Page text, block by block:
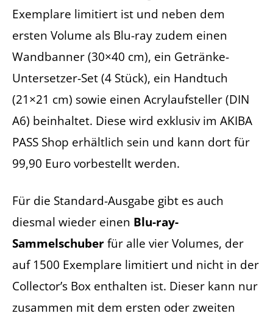
Exemplare limitiert ist und neben dem
ersten Volume als Blu-ray zudem einen
Wandbanner (30×40 cm), ein Getränke-
Untersetzer-Set (4 Stück), ein Handtuch
(21×21 cm) sowie einen Acrylaufsteller (DIN
A6) beinhaltet. Diese wird exklusiv im AKIBA
PASS Shop erhältlich sein und kann dort für
99,90 Euro vorbestellt werden.
Für die Standard-Ausgabe gibt es auch
diesmal wieder einen Blu-ray-
Sammelschuberfür alle vier Volumes, der
auf 1500 Exemplare limitiert und nicht in der
Collector’s Box enthalten ist. Dieser kann nur
zusammen mit dem ersten oder zweiten